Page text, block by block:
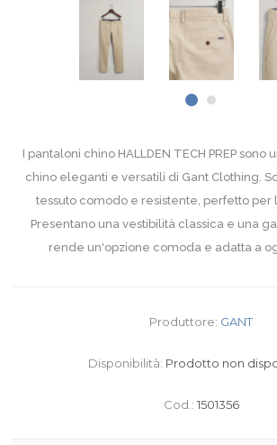
I pantaloni chino HALLDEN TECH PREP sono
chino eleganti e versatili di Gant Clothing.
tessuto comodo e resistente, perfetto per
Presentano una vestibilità classica e una
rende un'opzione comoda e adatta a
Produttore: GANT
Disponibilità: Prodotto non
Cod.: 1501356